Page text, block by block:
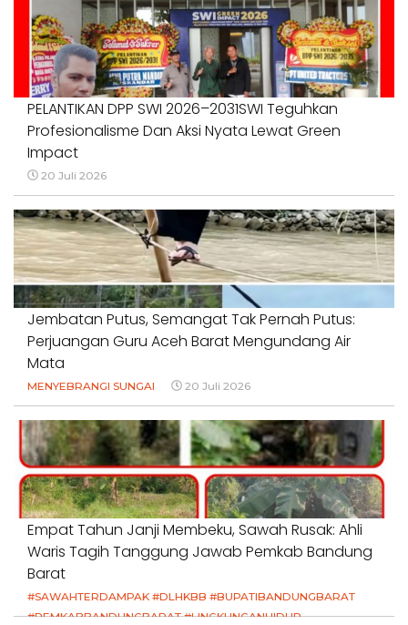
PELANTIKAN DPP SWI 2026–2031SWI Teguhkan
Profesionalisme Dan Aksi Nyata Lewat Green
Impact
20 Juli 2026
Jembatan Putus, Semangat Tak Pernah Putus:
Perjuangan Guru Aceh Barat Mengundang Air
Mata
MENYEBRANGI SUNGAI 20 Juli 2026
Empat Tahun Janji Membeku, Sawah Rusak: Ahli
Waris Tagih Tanggung Jawab Pemkab Bandung
Barat
#SAWAHTERDAMPAK #DLHKBB #BUPATIBANDUNGBARAT
#PEMKABBANDUNGBARAT #LINGKUNGANHIDUP